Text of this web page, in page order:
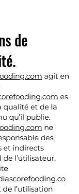
de
agit en
es
qualité et de la
qu’il publie.
ne
des
et indirects
l’utilisateur,
l’utilisation